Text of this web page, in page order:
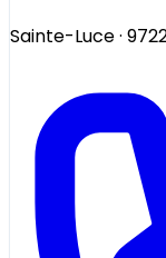
Sainte-Luce·